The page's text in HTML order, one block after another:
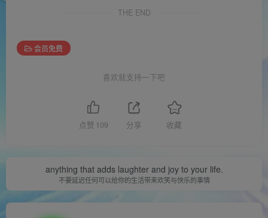
THE END
会员免费
喜欢就支持一下吧
点赞 109 分享 收藏
anything that adds laughter and joy to your life.
不要延迟任何可以给你的生活带来欢笑与快乐的事情